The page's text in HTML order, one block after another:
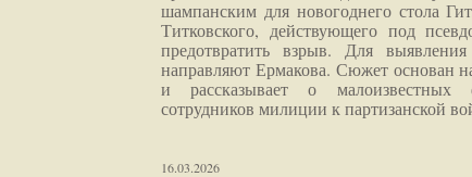
шампанским для новогоднего стола
Титковского, действующего под
предотвратить взрыв. Для
направляют Ермакова. Сюжет основан
и рассказывает о малоизвестных
сотрудников милиции к партизанской
16.03.2026